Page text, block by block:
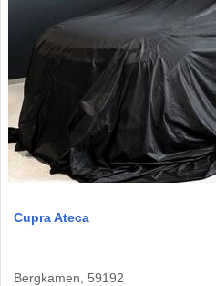
Cupra Ateca
Bergkamen, 59192